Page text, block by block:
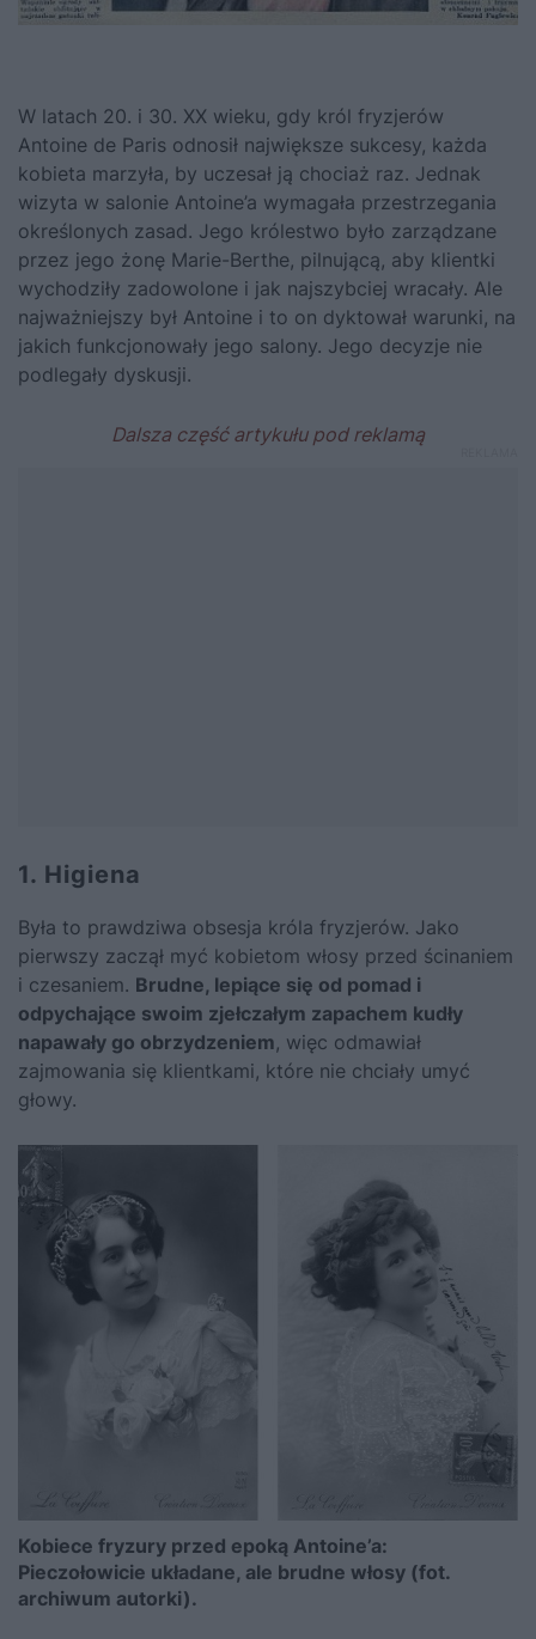
W latach 20. i 30. XX wieku, gdy król fryzjerów
Antoine de Paris odnosił największe sukcesy, każda
kobieta marzyła, by uczesał ją chociaż raz. Jednak
wizyta w salonie Antoine’a wymagała przestrzegania
określonych zasad. Jego królestwo było zarządzane
przez jego żonę Marie-Berthe, pilnującą, aby klientki
wychodziły zadowolone i jak najszybciej wracały. Ale
najważniejszy był Antoine i to on dyktował warunki, na
jakich funkcjonowały jego salony. Jego decyzje nie
podlegały dyskusji.
1. Higiena
Była to prawdziwa obsesja króla fryzjerów. Jako
pierwszy zaczął myć kobietom włosy przed ścinaniem
i czesaniem. Brudne, lepiące się od pomad i
odpychające swoim zjełczałym zapachem kudły
napawały go obrzydzeniem, więc odmawiał
zajmowania się klientkami, które nie chciały umyć
głowy.
Kobiece fryzury przed epoką Antoine’a:
Pieczołowicie układane, ale brudne włosy (fot.
archiwum autorki).